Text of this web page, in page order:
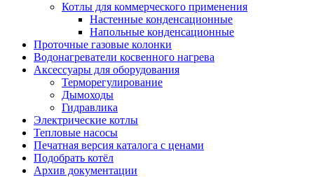
Котлы для коммерческого применения
Настенные конденсационные
Напольные конденсационные
Проточные газовые колонки
Водонагреватели косвенного нагрева
Аксессуары для оборудования
Терморегулирование
Дымоходы
Гидравлика
Электрические котлы
Тепловые насосы
Печатная версия каталога с ценами
Подобрать котёл
Архив документации